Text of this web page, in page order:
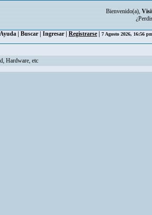
Bienvenido(a),
Ayuda Buscar Ingresar Registrarse 7 Agosto 2026, 16:56
Hardware, etc